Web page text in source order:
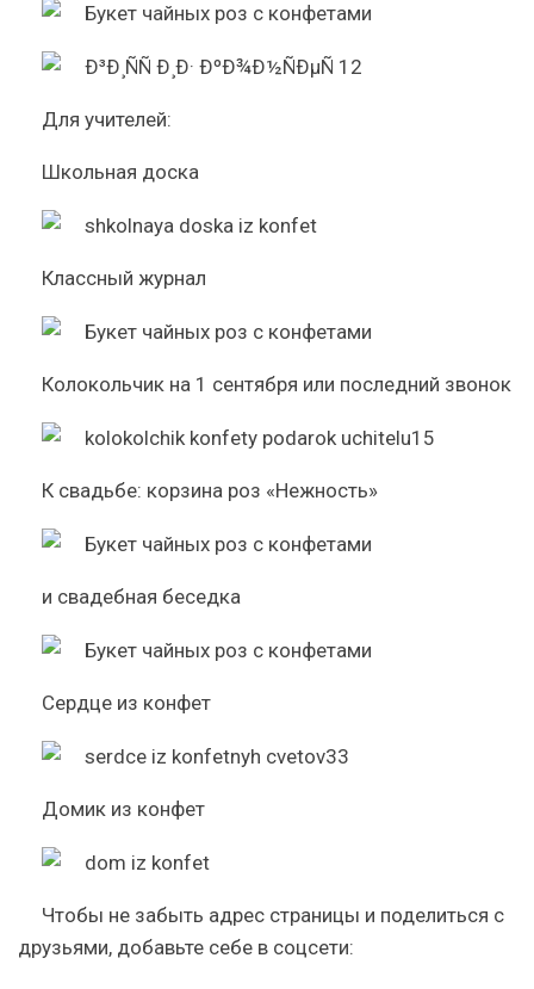
Для учителей:
Школьная доска
Классный журнал
Колокольчик на 1 сентября или последний звонок
К свадьбе: корзина роз «Нежность»
и свадебная беседка
Сердце из конфет
Домик из конфет
Чтобы не забыть адрес страницы и поделиться с
друзьями, добавьте себе в соцсети: